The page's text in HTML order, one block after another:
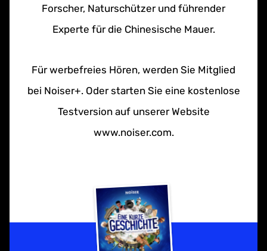
Forscher, Naturschützer und führender
Experte für die Chinesische Mauer.
Für werbefreies Hören, werden Sie Mitglied
bei Noiser+. Oder starten Sie eine kostenlose
Testversion auf unserer Website
www.noiser.com.